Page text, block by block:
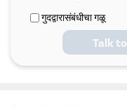
गुदद्वारासंबंधीचा गळू
Talk